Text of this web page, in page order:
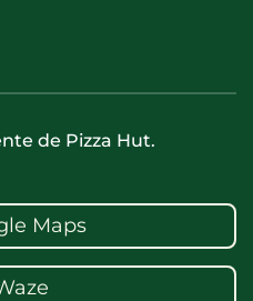
de Pizza Hut.
Maps